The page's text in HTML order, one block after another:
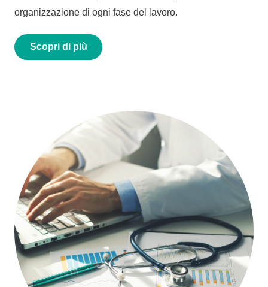
organizzazione di ogni fase del lavoro.
Scopri di più